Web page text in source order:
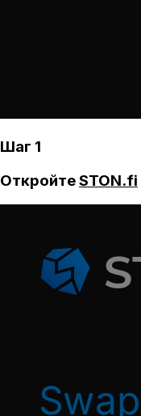
Шаг 1
ОткройтеSTON.fi